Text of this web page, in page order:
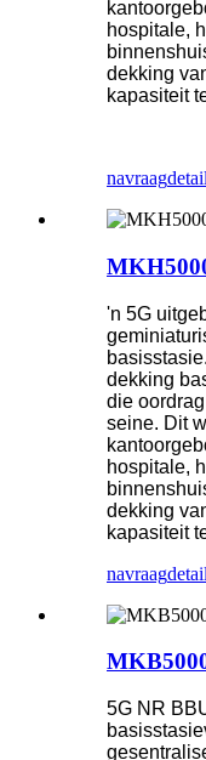
hospitale,
dekking
kapasiteit
navraagdetail
'n 5G
dekking
die
seine. Dit
hospitale,
dekking
kapasiteit
navraagdetail
5G NR